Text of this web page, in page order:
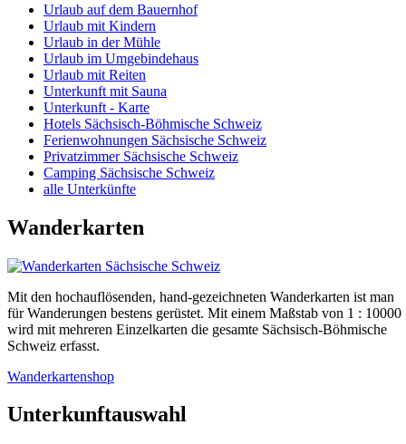
Urlaub auf dem Bauernhof
Urlaub mit Kindern
Urlaub in der Mühle
Urlaub im Umgebindehaus
Urlaub mit Reiten
Unterkunft mit Sauna
Unterkunft - Karte
Hotels Sächsisch-Böhmische Schweiz
Ferienwohnungen Sächsische Schweiz
Privatzimmer Sächsische Schweiz
Camping Sächsische Schweiz
alle Unterkünfte
Wanderkarten
Mit den hochauflösenden, hand-gezeichneten Wanderkarten ist man
für Wanderungen bestens gerüstet. Mit einem Maßstab von 1 : 10000
wird mit mehreren Einzelkarten die gesamte Sächsisch-Böhmische
Schweiz erfasst.
Wanderkartenshop
Unterkunftauswahl